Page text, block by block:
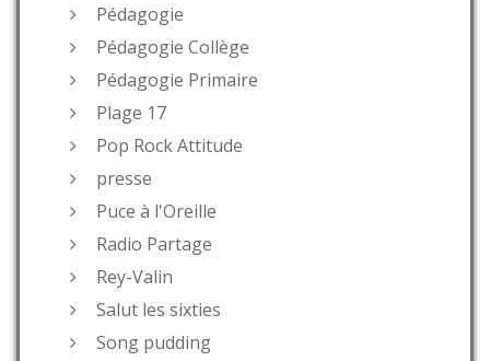
Pédagogie
Pédagogie Collège
Pédagogie Primaire
Plage 17
Pop Rock Attitude
presse
Puce à l'Oreille
Radio Partage
Rey-Valin
Salut les sixties
Song pudding